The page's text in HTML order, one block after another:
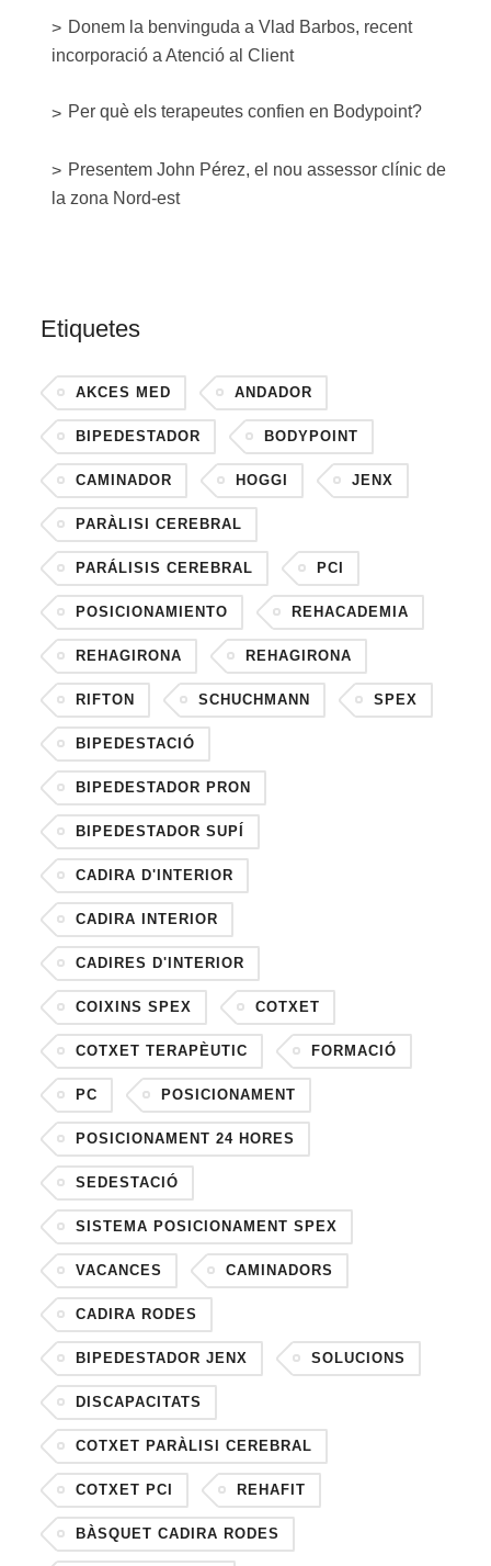
Donem la benvinguda a Vlad Barbos, recent
incorporació a Atenció al Client
Per què els terapeutes confien en Bodypoint?
Presentem John Pérez, el nou assessor clínic de
la zona Nord-est
Etiquetes
AKCES MED ANDADOR
BIPEDESTADOR BODYPOINT
CAMINADOR HOGGI JENX
PARÀLISI CEREBRAL
PARÁLISIS CEREBRAL PCI
POSICIONAMIENTO REHACADEMIA
REHAGIRONA REHAGIRONA
RIFTON SCHUCHMANN SPEX
BIPEDESTACIÓ
BIPEDESTADOR PRON
BIPEDESTADOR SUPÍ
CADIRA D'INTERIOR
CADIRA INTERIOR
CADIRES D'INTERIOR
COIXINS SPEX COTXET
COTXET TERAPÈUTIC FORMACIÓ
PC POSICIONAMENT
POSICIONAMENT 24 HORES
SEDESTACIÓ
SISTEMA POSICIONAMENT SPEX
VACANCES CAMINADORS
CADIRA RODES
BIPEDESTADOR JENX SOLUCIONS
DISCAPACITATS
COTXET PARÀLISI CEREBRAL
COTXET PCI REHAFIT
BÀSQUET CADIRA RODES